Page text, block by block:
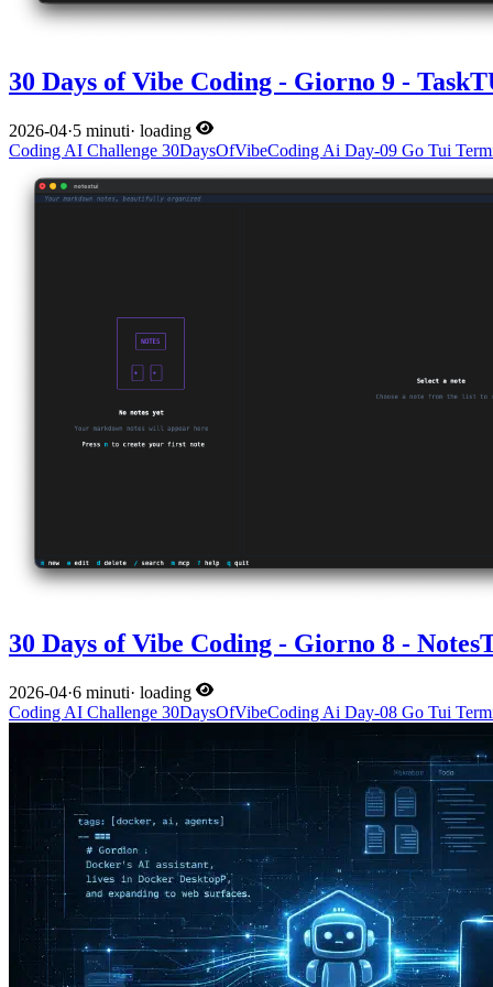
30 Days of Vibe Coding - Giorno 9 -
2026-04·5 minuti· loading
Coding AI Challenge 30DaysOfVibeCoding Ai Day-09 Go Tui
30 Days of Vibe Coding - Giorno 8 -
2026-04·6 minuti· loading
Coding AI Challenge 30DaysOfVibeCoding Ai Day-08 Go Tui